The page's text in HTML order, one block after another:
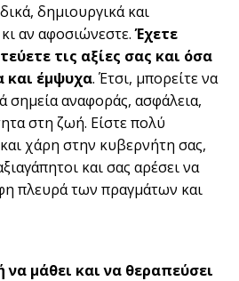
δημιουργικά και
αν αφοσιώνεστε.Έχετε
τις αξίες σας και όσα
και έμψυχα. Έτσι, μπορείτε να
σημεία αναφοράς, ασφάλεια,
στη ζωή. Είστε πολύ
και χάρη στην κυβερνήτη σας,
και σας αρέσει να
πλευρά των πραγμάτων και
να μάθει και να θεραπεύσει